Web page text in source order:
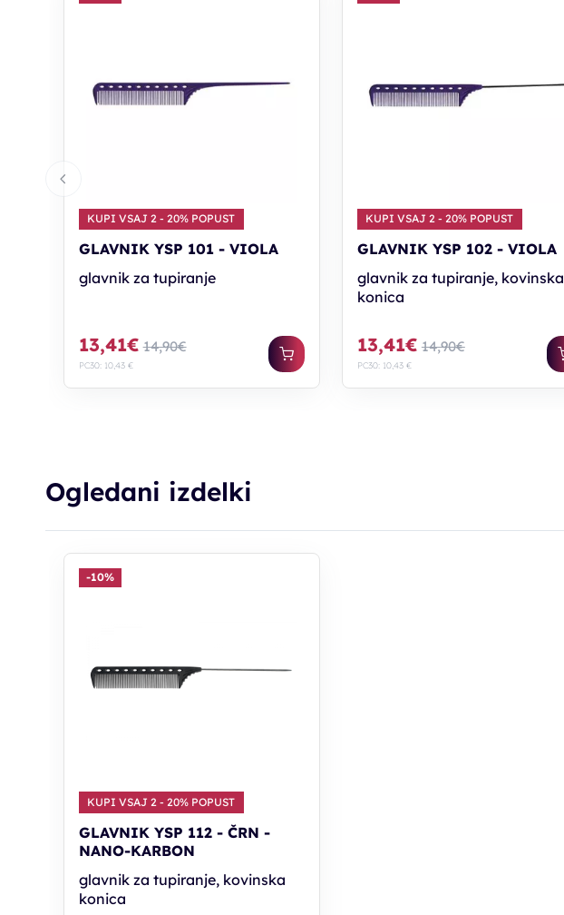
KUPI VSAJ 2 - 20% POPUST
GLAVNIK YSP 101 - VIOLA
glavnik za tupiranje
13,41€ 14,90€
PC30: 10,43 €
KUPI VSAJ 2 - 20% POPUST
GLAVNIK YSP 102 - VIOLA
glavnik za tupiranje, kovinska
konica
13,41€ 14,90€
PC30: 10,43 €
Ogledani izdelki
KUPI VSAJ 2 - 20% POPUST
-10%
GLAVNIK YSP 112 - ČRN -
NANO-KARBON
glavnik za tupiranje, kovinska
konica